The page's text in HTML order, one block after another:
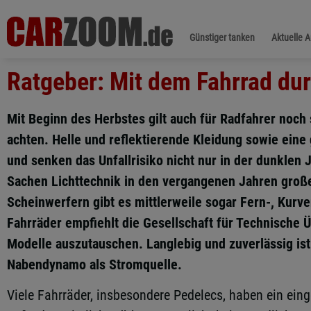
Günstiger tanken Aktuelle
Ratgeber: Mit dem Fahrrad
Mit Beginn des Herbstes gilt auch für Radfahrer
achten. Helle und reflektierende Kleidung sowie
und senken das Unfallrisiko nicht nur in der dunklen
Sachen Lichttechnik in den vergangenen Jahren
Scheinwerfern gibt es mittlerweile sogar Fern-,
Fahrräder empfiehlt die Gesellschaft für Technische
Modelle auszutauschen. Langlebig und zuverlässig
Nabendynamo als Stromquelle.
Viele Fahrräder, insbesondere Pedelecs, haben ein